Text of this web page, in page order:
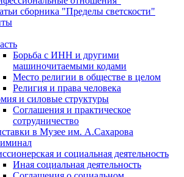
сборника "Пределы светскости"
Борьба с ИНН и другими
машиночитаемыми кодами
Место религии в обществе в целом
Религия и права человека
и силовые структуры
Соглашения и практическое
сотрудничество
в Музее им. А.Сахарова
и социальная деятельность
Иная социальная деятельность